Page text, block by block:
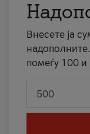
Внесете ја
помеѓу 100